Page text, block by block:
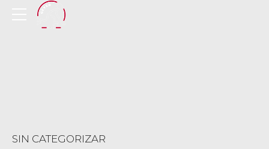
SIN CATEGORIZAR